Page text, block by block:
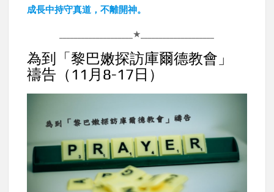
成長中持守真道，不離開神。
____________________★____________________
為到「黎巴嫩探訪庫爾德教會」
禱告（11月8-17日）